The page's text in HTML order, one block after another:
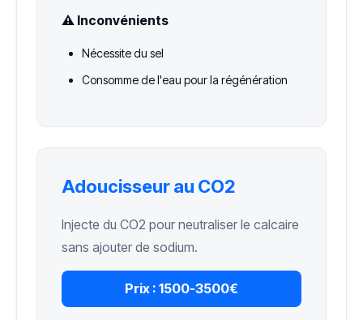
⚠️ Inconvénients
Nécessite du sel
Consomme de l'eau pour la régénération
Adoucisseur au CO2
Injecte du CO2 pour neutraliser le calcaire
sans ajouter de sodium.
Prix : 1500-3500€